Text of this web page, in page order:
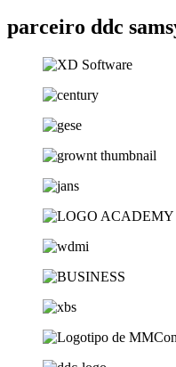
parceiro ddc